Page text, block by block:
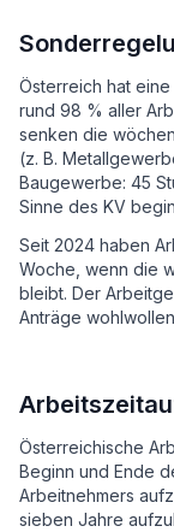
Österreich hat
rund 98 % aller
senken die
(z. B.
Baugewerbe: 45
Sinne des KV
Seit 2024 haben
Woche, wenn die
bleibt. Der
Anträge
Österreichische
Beginn und Ende
Arbeitnehmers
sieben Jahre